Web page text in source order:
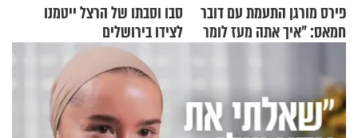
פירס מורגן התעמת עם דובר
חמאס: "איך אתה מעז לומר
סבו וסבתו של הרצל ייטמנו
לצידו בירושלים